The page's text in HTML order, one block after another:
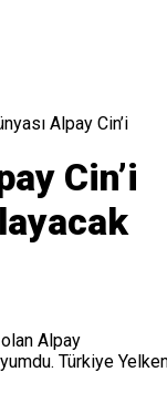
Alpay Cin’i
Cin’i